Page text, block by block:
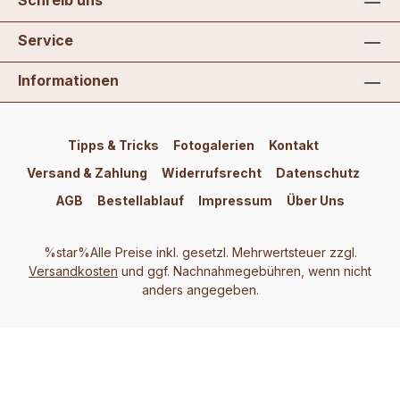
Service
Informationen
Tipps & Tricks Fotogalerien
Kontakt
Versand & Zahlung
Widerrufsrecht
Datenschutz
AGB
Bestellablauf Impressum Über Uns
%star%Alle Preise inkl. gesetzl. Mehrwertsteuer zzgl.
Versandkosten und ggf. Nachnahmegebühren, wenn nicht
anders angegeben.